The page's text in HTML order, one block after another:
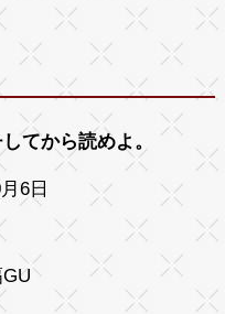
てから読めよ。
6日